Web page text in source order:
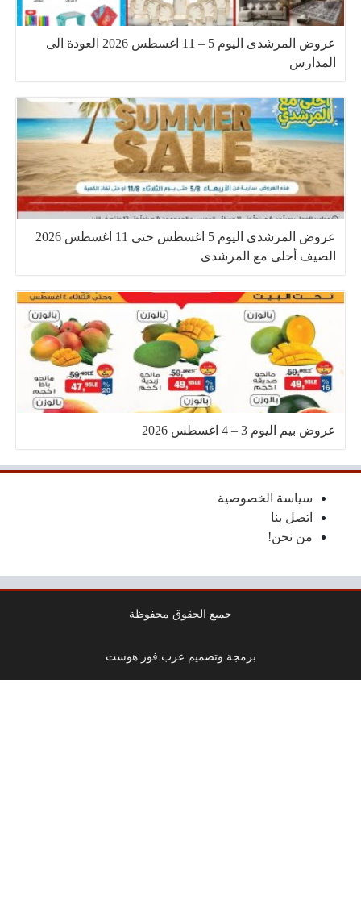
عروض المرشدى اليوم 5 – 11 اغسطس 2026 العودة الى
المدارس
عروض المرشدى اليوم 5 اغسطس حتى 11 اغسطس 2026
الصيف أحلى مع المرشدى
عروض بيم اليوم 3 – 4 اغسطس 2026
سياسة الخصوصية
اتصل بنا
من نحن!
جميع الحقوق محفوظة
برمجة وتصميم عرب فور هوست